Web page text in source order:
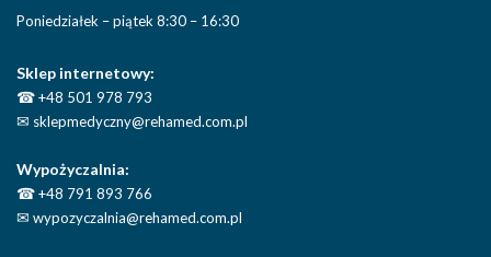
Poniedziałek – piątek 8:30 – 16:30
Sklep internetowy:
☎+48 501 978 793
✉ sklepmedyczny@rehamed.com.pl
Wypożyczalnia:
☎+48 791 893 766
✉ wypozyczalnia@rehamed.com.pl